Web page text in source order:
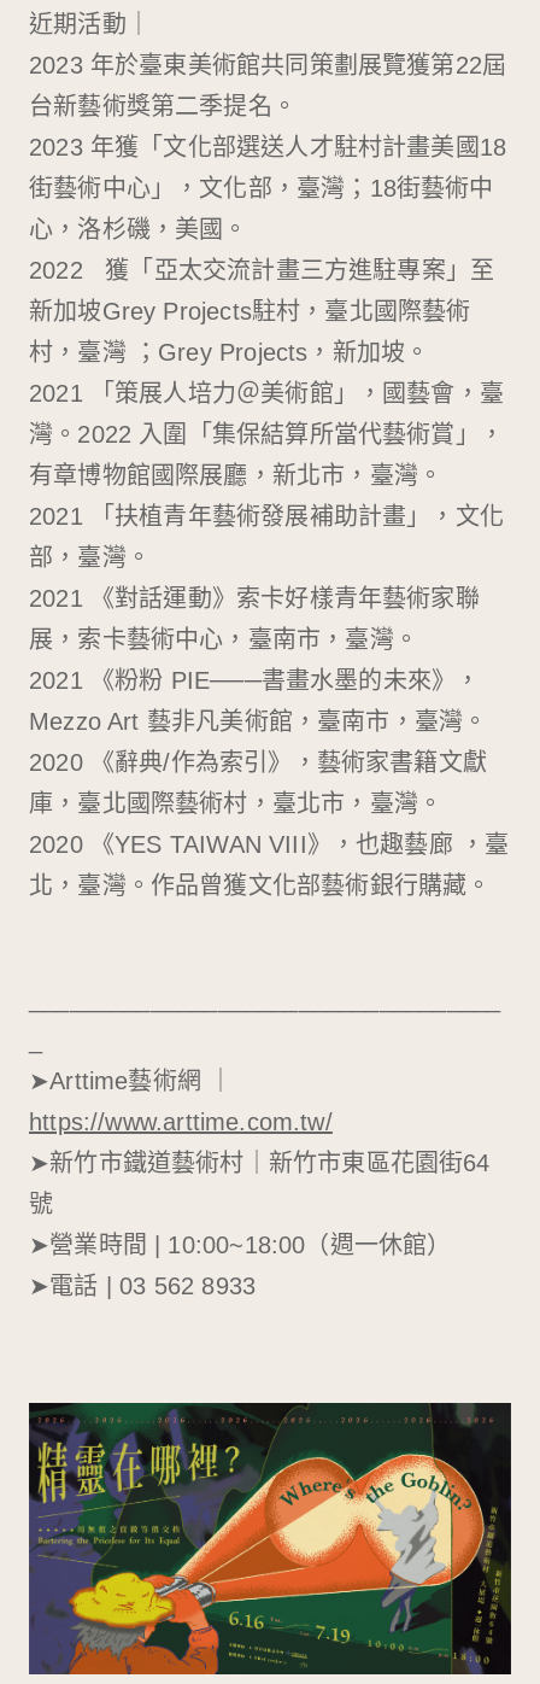
近期活動｜
2023 年於臺東美術館共同策劃展覽獲第22屆
台新藝術獎第二季提名。
2023 年獲「文化部選送人才駐村計畫美國18
街藝術中心」，文化部，臺灣；18街藝術中
心，洛杉磯，美國。
2022 獲「亞太交流計畫三方進駐專案」至
新加坡Grey Projects駐村，臺北國際藝術
村，臺灣 ；Grey Projects，新加坡。
2021 「策展人培力＠美術館」，國藝會，臺
灣。2022 入圍「集保結算所當代藝術賞」，
有章博物館國際展廳，新北市，臺灣。
2021 「扶植青年藝術發展補助計畫」，文化
部，臺灣。
2021 《對話運動》索卡好樣青年藝術家聯
展，索卡藝術中心，臺南市，臺灣。
2021 《粉粉 PIE───書畫水墨的未來》，
Mezzo Art 藝非凡美術館，臺南市，臺灣。
2020 《辭典/作為索引》，藝術家書籍文獻
庫，臺北國際藝術村，臺北市，臺灣。
2020 《YES TAIWAN VIII》，也趣藝廊 ，臺
北，臺灣。作品曾獲文化部藝術銀行購藏。
➤Arttime藝術網 ｜
https://www.arttime.com.tw/
➤新竹市鐵道藝術村｜新竹市東區花園街64
號
➤營業時間 | 10:00~18:00（週一休館）
➤電話 | 03 562 8933